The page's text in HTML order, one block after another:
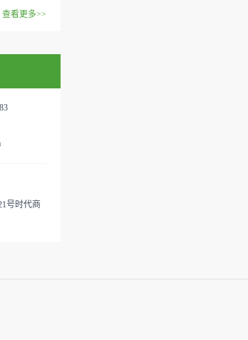
品说明手
，有效提
品说明手
专业的一位
博士一肚
装饰更能
产品，而
此重任。
规整的晶
有较强的
生产、生
附异味应
、食品
查看更多>>
号时代商